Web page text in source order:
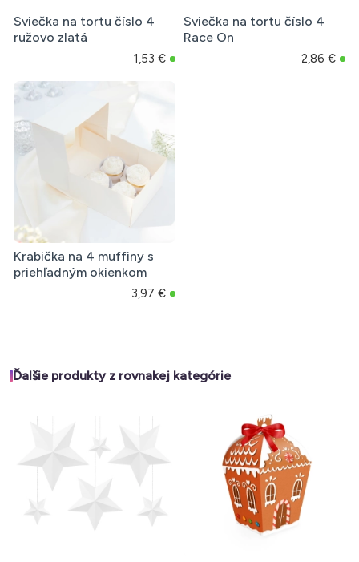
Sviečka na tortu číslo 4
ružovo zlatá
1,53 €
Sviečka na tortu číslo 4
Race On
2,86 €
Krabička na 4 muffiny s
priehľadným okienkom
3,97 €
Ďalšie produkty z rovnakej kategórie